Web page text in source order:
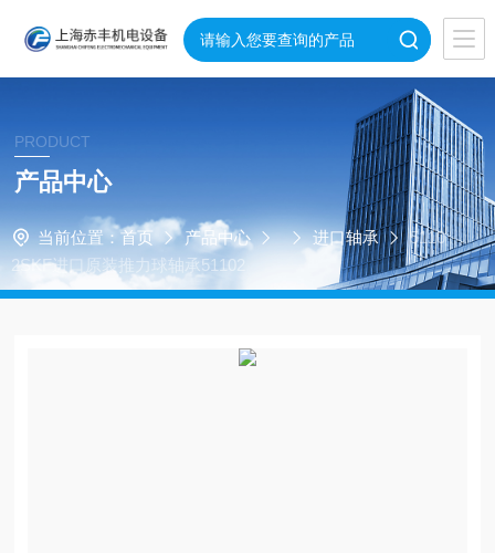
PRODUCT
产品中心
当前位置： 首页 产品中心 进口轴承
5110
2SKF进口原装推力球轴承51102